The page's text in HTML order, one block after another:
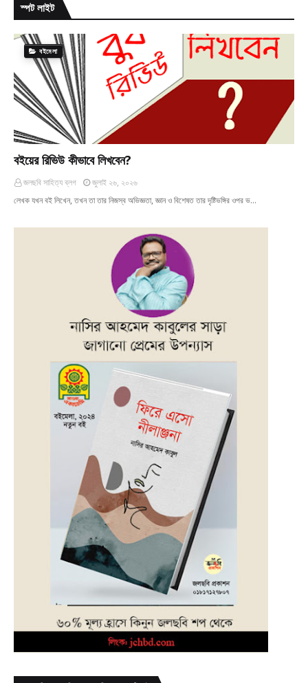
স্পট লাইট
বইমেলা
বইয়ের রিভিউ কীভাবে লিখবেন?
জলছবি সাহিত্য ব্লগ
জুলাই ২৬, ২০২৬
লেখক যখন বই লিখেন, তখন তা তার নিজস্ব অভিজ্ঞতা, জ্ঞান ও বিশেষত তার দৃষ্টিভঙ্গির ওপর ভ…